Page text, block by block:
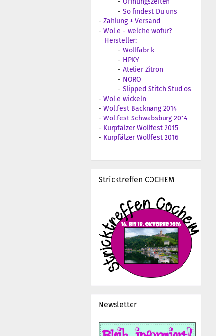
- Öffnungszeiten
- So findest Du uns
- Zahlung + Versand
- Wolle - welche wofür?
Hersteller:
- Wollfabrik
- HPKY
- Atelier Zitron
- NORO
- Slipped Stitch Studios
- Wolle wickeln
- Wollfest Backnang 2014
- Wollfest Schwabsburg 2014
- Kurpfälzer Wollfest 2015
- Kurpfälzer Wollfest 2016
Stricktreffen COCHEM
Newsletter